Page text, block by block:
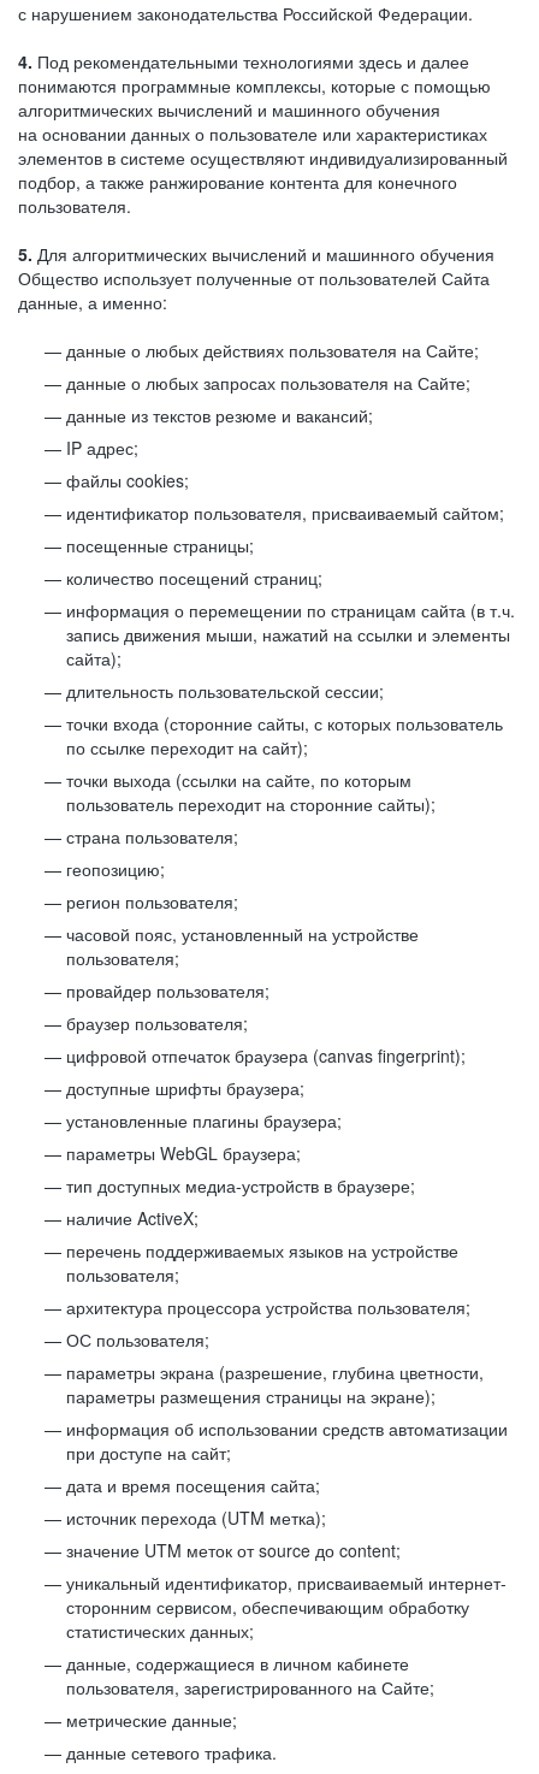
с нарушением законодательства Российской Федерации.
4. Под рекомендательными технологиями здесь и далее
понимаются программные комплексы, которые с помощью
алгоритмических вычислений и машинного обучения
на основании данных о пользователе или характеристиках
элементов в системе осуществляют индивидуализированный
подбор, а также ранжирование контента для конечного
пользователя.
5. Для алгоритмических вычислений и машинного обучения
Общество использует полученные от пользователей Сайта
данные, а именно:
данные о любых действиях пользователя на Сайте;
данные о любых запросах пользователя на Сайте;
данные из текстов резюме и вакансий;
IP адрес;
файлы cookies;
идентификатор пользователя, присваиваемый сайтом;
посещенные страницы;
количество посещений страниц;
информация о перемещении по страницам сайта (в т.ч.
запись движения мыши, нажатий на ссылки и элементы
сайта);
длительность пользовательской сессии;
точки входа (сторонние сайты, с которых пользователь
по ссылке переходит на сайт);
точки выхода (ссылки на сайте, по которым
пользователь переходит на сторонние сайты);
страна пользователя;
геопозицию;
регион пользователя;
часовой пояс, установленный на устройстве
пользователя;
провайдер пользователя;
браузер пользователя;
цифровой отпечаток браузера (canvas fingerprint);
доступные шрифты браузера;
установленные плагины браузера;
параметры WebGL браузера;
тип доступных медиа-устройств в браузере;
наличие ActiveX;
перечень поддерживаемых языков на устройстве
пользователя;
архитектура процессора устройства пользователя;
ОС пользователя;
параметры экрана (разрешение, глубина цветности,
параметры размещения страницы на экране);
информация об использовании средств автоматизации
при доступе на сайт;
дата и время посещения сайта;
источник перехода (UTM метка);
значение UTM меток от source до content;
уникальный идентификатор, присваиваемый интернет-
сторонним сервисом, обеспечивающим обработку
статистических данных;
данные, содержащиеся в личном кабинете
пользователя, зарегистрированного на Сайте;
метрические данные;
данные сетевого трафика.